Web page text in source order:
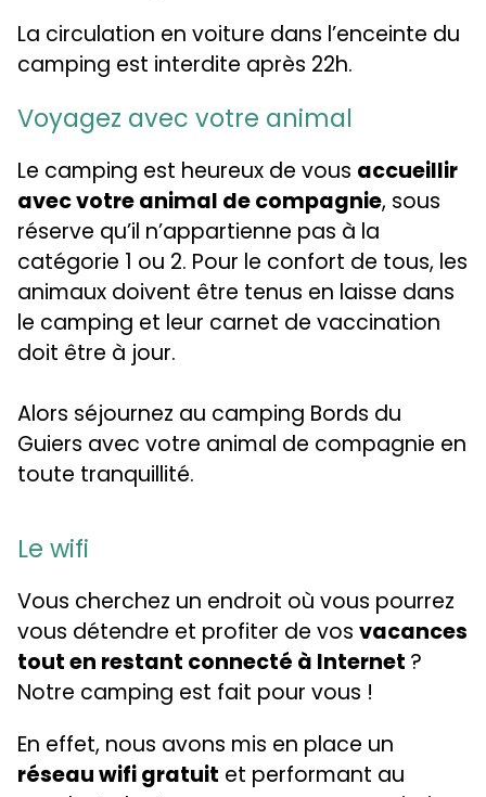
La circulation en voiture dans l’enceinte du
camping est interdite après 22h.
Voyagez avec votre animal
Le camping est heureux de vous accueillir
avec votre animal de compagnie, sous
réserve qu’il n’appartienne pas à la
catégorie 1 ou 2. Pour le confort de tous, les
animaux doivent être tenus en laisse dans
le camping et leur carnet de vaccination
doit être à jour.
Alors séjournez au camping Bords du
Guiers avec votre animal de compagnie en
toute tranquillité.
Le wifi
Vous cherchez un endroit où vous pourrez
vous détendre et profiter de vos vacances
tout en restant connecté à Internet ?
Notre camping est fait pour vous !
En effet, nous avons mis en place un
réseau wifi gratuit et performant au